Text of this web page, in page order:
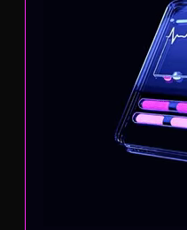
Rozumiemy, że